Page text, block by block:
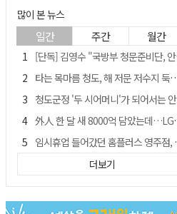
많이 본 뉴스
일간 주간 월간
[단독] 김영수 "국방부 청문준비단, 안규백 탈영 알고있었다"
타는 목마름 청도, 해 저문 저수지 둑에 군수가 서 있었다
청도군정 '두 시어머니'가 되어서는 안된다
外人 한 달 새 8000억 담았는데…LG이노텍 목표주가는 왜 엇갈릴까
임시휴업 들어갔던 홈플러스 영주점, 7일 영업 재개…지하 1층만 운영
"폐기 버스 개조해 청년주택" 與 황희…'딸 학비는 年 4200만원'
SK하이닉스, 주당 375원 분기 배당 공시…"3분기 중 주주환원 방안 확정"
더보기